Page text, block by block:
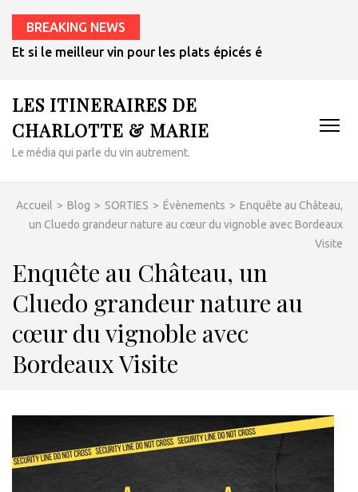
BREAKING NEWS
Et si le meilleur vin pour les plats épicés était un rosé de
LES ITINERAIRES DE
CHARLOTTE & MARIE
Le média qui parle du vin autrement.
Accueil > Blog > SORTIES > Évènements > Enquête au Château,
un Cluedo grandeur nature au cœur du vignoble avec Bordeaux
Visite
Enquête au Château, un
Cluedo grandeur nature au
cœur du vignoble avec
Bordeaux Visite